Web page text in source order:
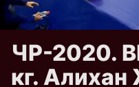
ЧР-2020.
кг.